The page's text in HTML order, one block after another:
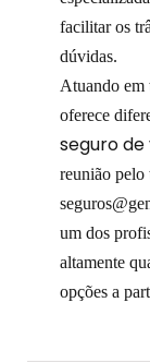
facilitar os
dúvidas.
Atuando em
oferece
seguro
reunião pelo
um dos
altamente
opções a